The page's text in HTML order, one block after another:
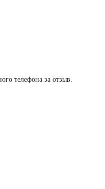
телефона за отзыв.